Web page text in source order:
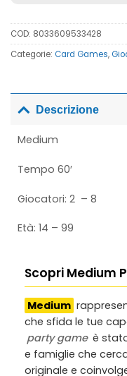
COD: 8033609533428
Categorie: Card Games,
Descrizione
Medium
Tempo 60′
Giocatori: 2 – 8
Età: 14 – 99
Scopri Medium
Medium
che sfida le tue
party game è
e famiglie che
originale e